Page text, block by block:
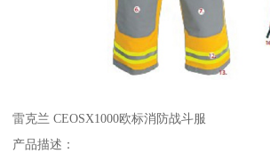
雷克兰 CEOSX1000欧标消防战斗服
产品描述：